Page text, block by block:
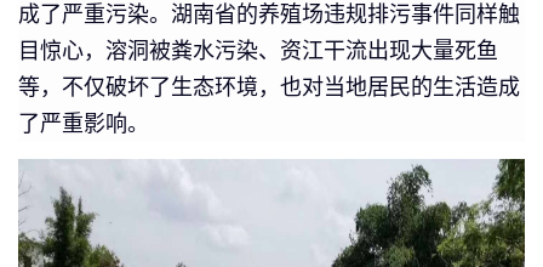
成了严重污染。湖南省的养殖场违规排污事件同样触
目惊心，溶洞被粪水污染、资江干流出现大量死鱼
等，不仅破坏了生态环境，也对当地居民的生活造成
了严重影响。